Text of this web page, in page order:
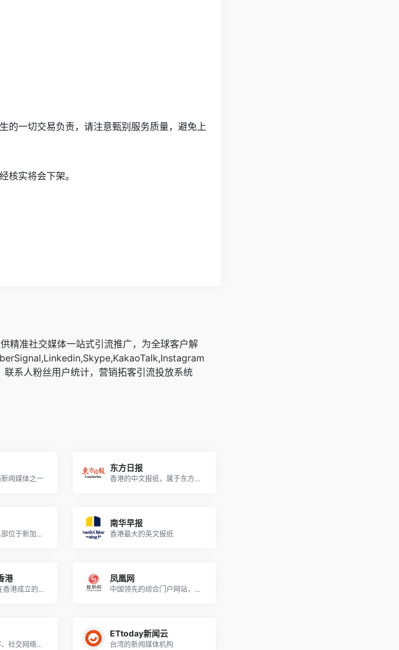
的一切交易负责，请注意甄别服务质量，避免上
核实将会下架。
精准社交媒体一站式引流推广，为全球客户解
系人粉丝用户统计，营销拓客引流投放系统
闻媒体之一
东方日报
香港的中文报纸，属于东方报业集团
在香港创立、总部位于新加坡的中文网络媒体
南华早报
香港最大的英文报纸
港
雅虎于1999年在香港成立的分站
凤凰网
中国领先的综合门户网站，提供含文图音视频的全方位综合新闻资讯、深度访谈、观点评论、财经产品、互动应用、分享社区等服务
整合了个人博客、社交网络、摄影和影音分享等功能的综合性平台
ETtoday新闻云
台湾的新闻媒体机构